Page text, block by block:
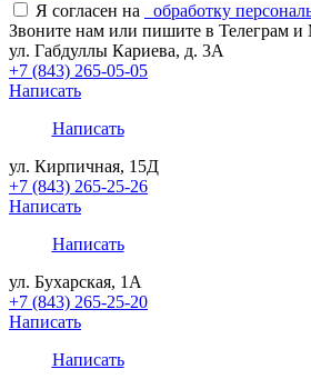
Я согласен на
обработку
Звоните нам или пишите в Телеграм
ул. Габдуллы Кариева, д. 3А
+7 (843) 265-05-05
Написать
Написать
ул. Кирпичная, 15Д
+7 (843) 265-25-26
Написать
Написать
ул. Бухарская, 1А
+7 (843) 265-25-20
Написать
Написать